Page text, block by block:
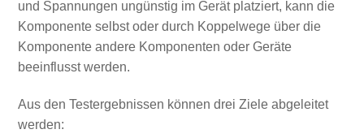
und Spannungen ungünstig im Gerät platziert, kann die
Komponente selbst oder durch Koppelwege über die
Komponente andere Komponenten oder Geräte
beeinflusst werden.
Aus den Testergebnissen können drei Ziele abgeleitet
werden: